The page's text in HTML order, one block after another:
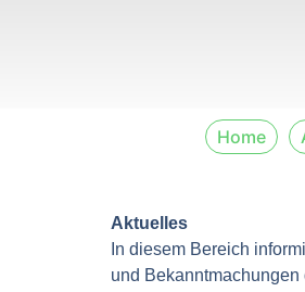
Home
Aktuelles
In diesem Bereich
und Bekanntmachungen